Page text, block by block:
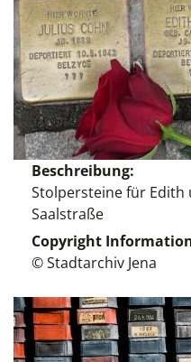
Beschreibung
Stolpersteine für Edith
Saalstraße
Copyright
© Stadtarchiv Jena